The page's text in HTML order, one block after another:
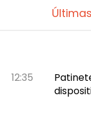
12:35